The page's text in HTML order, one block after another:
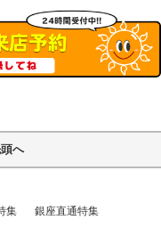
へ
集 銀座直通特集